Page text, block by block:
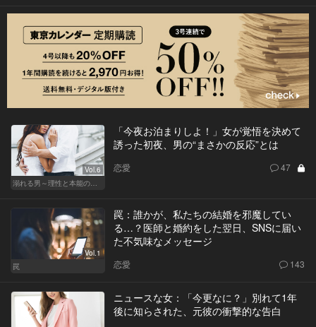
Vol.6
溺れる男～理性と本能のあいだで～
「今夜お泊まりしよ！」女が覚悟を決めて
誘った初夜、男の“まさかの反応”とは
恋愛 47
Vol.1
罠
罠：誰かが、私たちの結婚を邪魔してい
る…？医師と婚約をした翌日、SNSに届い
た不気味なメッセージ
恋愛 143
ニュースな女：「今更なに？」別れて1年
後に知らされた、元彼の衝撃的な告白